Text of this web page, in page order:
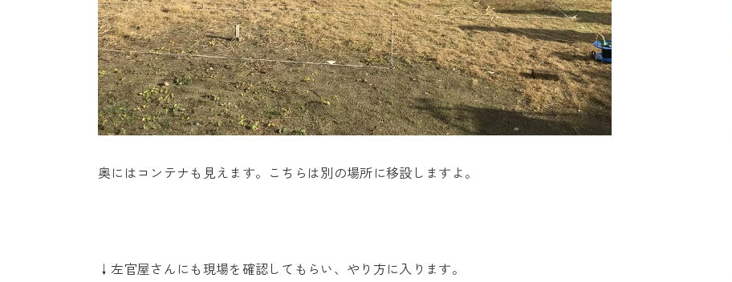
奥にはコンテナも見えます。こちらは別の場所に移設しますよ。
↓左官屋さんにも現場を確認してもらい、やり方に入ります。